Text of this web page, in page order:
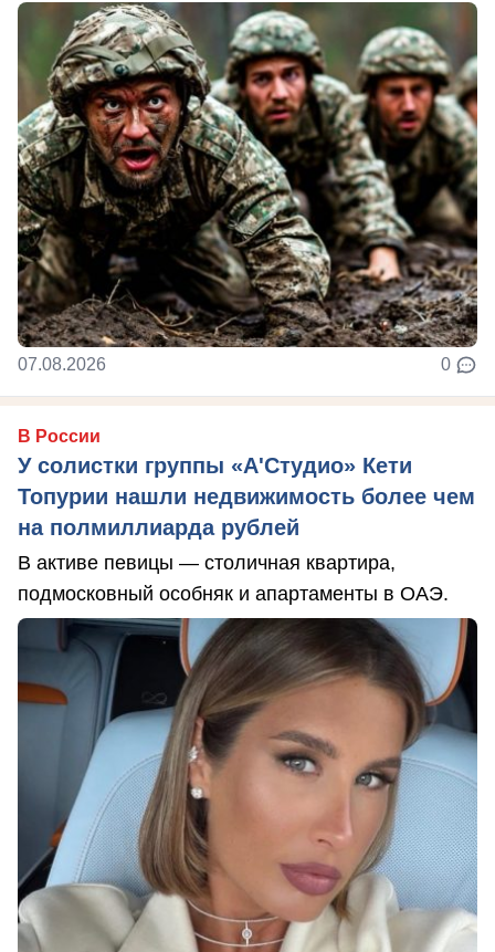
07.08.2026 0
В России
У солистки группы «А'Студио» Кети
Топурии нашли недвижимость более чем
на полмиллиарда рублей
В активе певицы — столичная квартира,
подмосковный особняк и апартаменты в ОАЭ.